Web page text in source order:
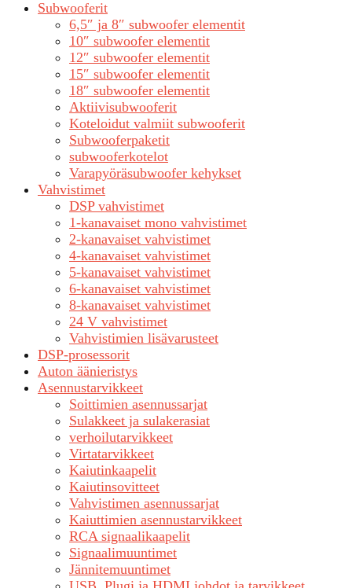
Subwooferit
6,5″ ja 8″ subwoofer elementit
10″ subwoofer elementit
12″ subwoofer elementit
15″ subwoofer elementit
18″ subwoofer elementit
Aktiivisubwooferit
Koteloidut valmiit subwooferit
Subwooferpaketit
subwooferkotelot
Varapyöräsubwoofer kehykset
Vahvistimet
DSP vahvistimet
1-kanavaiset mono vahvistimet
2-kanavaiset vahvistimet
4-kanavaiset vahvistimet
5-kanavaiset vahvistimet
6-kanavaiset vahvistimet
8-kanavaiset vahvistimet
24 V vahvistimet
Vahvistimien lisävarusteet
DSP-prosessorit
Auton äänieristys
Asennustarvikkeet
Soittimien asennussarjat
Sulakkeet ja sulakerasiat
verhoilutarvikkeet
Virtatarvikkeet
Kaiutinkaapelit
Kaiutinsovitteet
Vahvistimen asennussarjat
Kaiuttimien asennustarvikkeet
RCA signaalikaapelit
Signaalimuuntimet
Jännitemuuntimet